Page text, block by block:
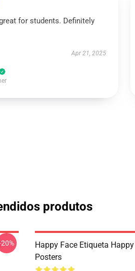
for students. Definitely
Apr 21, 2025
produtos
Happy Face Etiqueta
Posters